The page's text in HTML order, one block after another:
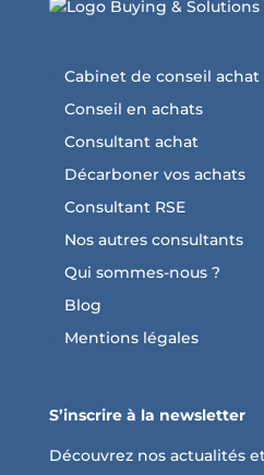
Cabinet de conseil achat
Conseil en achats
Consultant achat
Décarboner vos achats
Consultant RSE
Nos autres consultants
Qui sommes-nous ?
Blog
Mentions légales
S’inscrire à la newsletter
Découvrez nos actualités